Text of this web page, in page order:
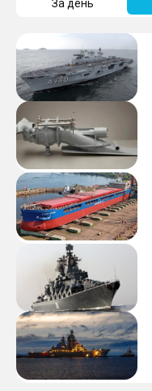
За день